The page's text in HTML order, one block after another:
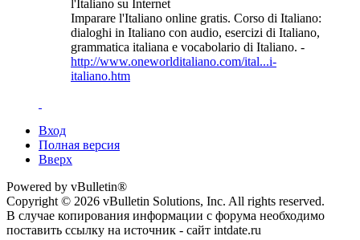
l'Italiano su Internet
Imparare l'Italiano online gratis. Corso di Italiano:
dialoghi in Italiano con audio, esercizi di Italiano,
grammatica italiana e vocabolario di Italiano. -
http://www.oneworlditaliano.com/ital...i-
italiano.htm
Вход
Полная версия
Вверх
Powered by vBulletin®
Copyright © 2026 vBulletin Solutions, Inc. All rights reserved.
В случае копирования информации с форума необходимо
поставить ссылку на источник - сайт intdate.ru